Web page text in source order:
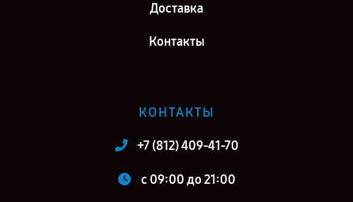
Доставка
Контакты
КОНТАКТЫ
+7 (812) 409-41-70
c 09:00 до 21:00